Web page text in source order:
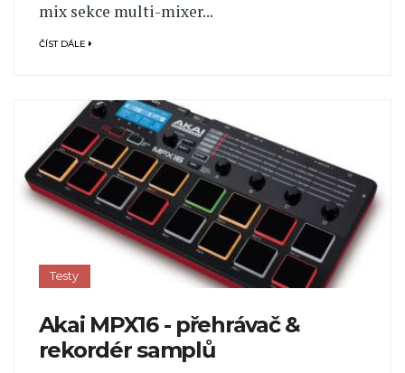
mix sekce multi-mixer...
ČÍST DÁLE
Testy
Akai MPX16 - přehrávač &
rekordér samplů